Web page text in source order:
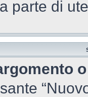
parte di